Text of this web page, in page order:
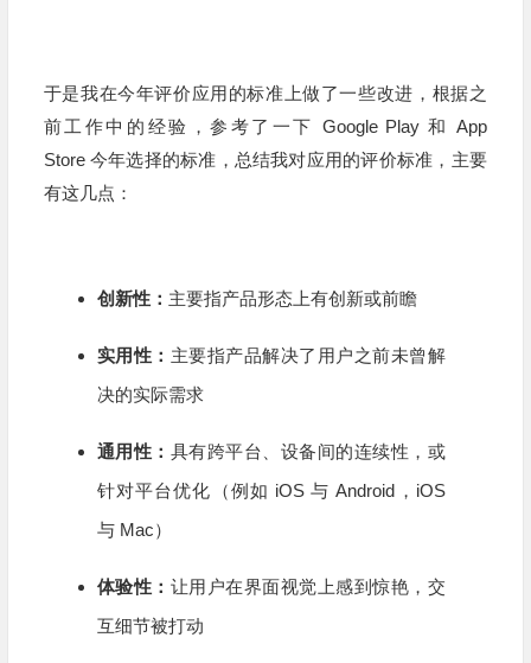
于是我在今年评价应用的标准上做了一些改进，根据之
前工作中的经验，参考了一下 Google Play 和 App
Store 今年选择的标准，总结我对应用的评价标准，主要
有这几点：
创新性： 主要指产品形态上有创新或前瞻
实用性： 主要指产品解决了用户之前未曾解
决的实际需求
通用性： 具有跨平台、设备间的连续性，或
针对平台优化（例如 iOS 与 Android，iOS
与 Mac）
体验性： 让用户在界面视觉上感到惊艳，交
互细节被打动